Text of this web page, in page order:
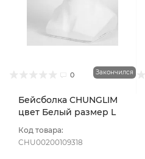
0 Закончился
Бейсболка CHUNGLIM
цвет Белый размер L
Код товара:
CHU00200109318